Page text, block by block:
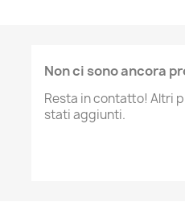
Non ci sono ancora
Resta in contatto! Altri
stati aggiunti.